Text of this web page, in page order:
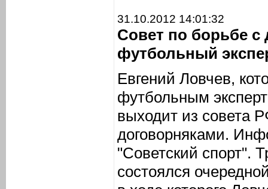
31.10.2012 14:01:32
Совет по борьбе с
футбольный
Евгений Ловчев,
футбольным
выходит из совета
договорняками.
"Советский спорт".
состоялся